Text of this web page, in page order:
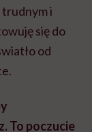
trudnym i
się do
od
To poczucie